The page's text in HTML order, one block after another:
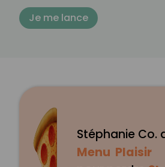
Je me lance
Stéphanie Co.
Menu Plaisir